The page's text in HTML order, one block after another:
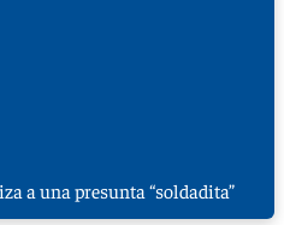
a una presunta “soldadita”